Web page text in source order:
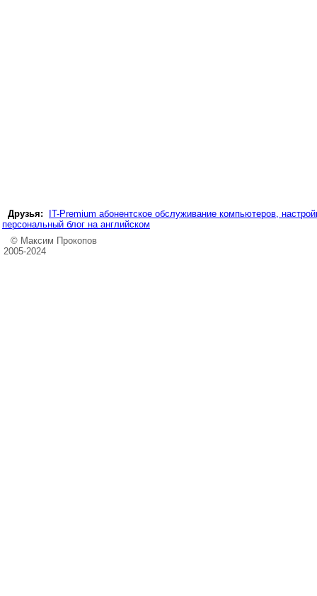
Друзья:
IT-Premium абонентское обслуживание компьютеров,
персональный блог на английском
© Максим Прокопов
2005-2024